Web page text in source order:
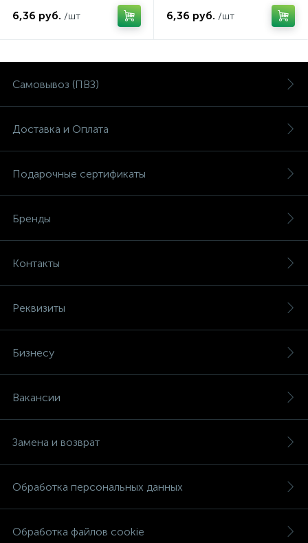
6,36 руб. /шт 6,36 руб. /шт
Самовывоз (ПВЗ)
Доставка и Оплата
Подарочные сертификаты
Бренды
Контакты
Реквизиты
Бизнесу
Вакансии
Замена и возврат
Обработка персональных данных
Обработка файлов cookie